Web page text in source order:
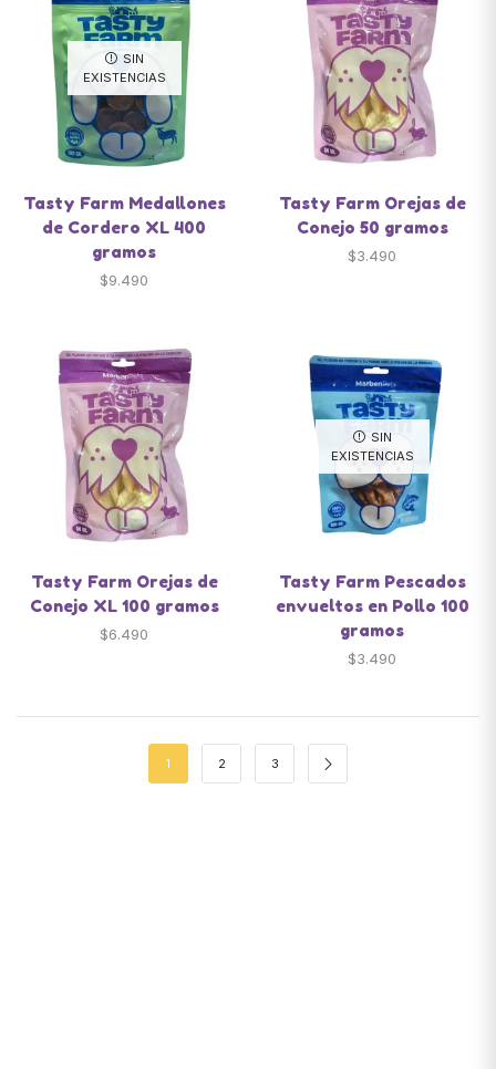
SIN
EXISTENCIAS
Tasty Farm Medallones
de Cordero XL 400
gramos
$9.490
Tasty Farm Orejas de
Conejo 50 gramos
$3.490
Tasty Farm Orejas de
Conejo XL 100 gramos
$6.490
SIN
EXISTENCIAS
Tasty Farm Pescados
envueltos en Pollo 100
gramos
$3.490
1 2 3